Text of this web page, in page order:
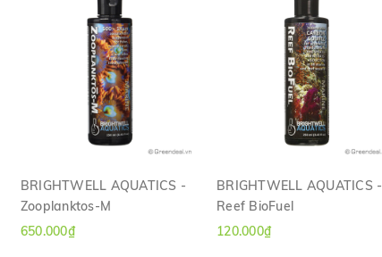
BRIGHTWELL AQUATICS -
Zooplanktos-M
650.000₫
BRIGHTWELL AQUATICS -
Reef BioFuel
120.000₫